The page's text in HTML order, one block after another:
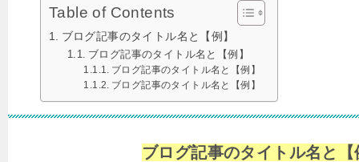
Table of Contents
ブログ記事のタイトル名と【例】
ブログ記事のタイトル名と【例】
ブログ記事のタイトル名と【例】
ブログ記事のタイトル名と【例】
ブログ記事のタイトル名と【